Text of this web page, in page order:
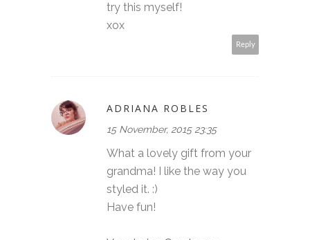
try this myself!
xox
Reply
ADRIANA ROBLES
15 November, 2015 23:35
What a lovely gift from your
grandma! I like the way you
styled it. :)
Have fun!